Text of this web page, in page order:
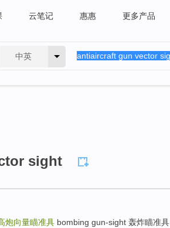
云笔记 惠惠 更多产品
中英
sight
炮向量瞄准具 bombing gun-sight 轰炸瞄准